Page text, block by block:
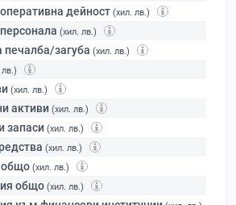
дейност (хил. лв.)
(хил. лв.)
печалба/загуба (хил. лв.)
(хил. лв.)
активи (хил. лв.)
запаси (хил. лв.)
(хил. лв.)
общо (хил. лв.)
общо (хил. лв.)